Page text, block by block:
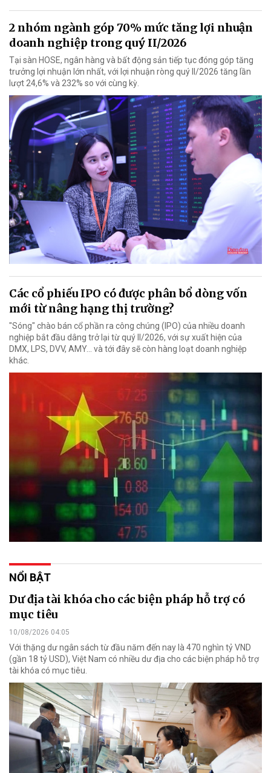
2 nhóm ngành góp 70% mức tăng lợi nhuận
doanh nghiệp trong quý II/2026
Tại sàn HOSE, ngân hàng và bất động sản tiếp tục đóng góp tăng
trưởng lợi nhuận lớn nhất, với lợi nhuận ròng quý II/2026 tăng lần
lượt 24,6% và 232% so với cùng kỳ.
Các cổ phiếu IPO có được phân bổ dòng vốn
mới từ nâng hạng thị trường?
"Sóng" chào bán cổ phần ra công chúng (IPO) của nhiều doanh
nghiệp bắt đầu dâng trở lại từ quý II/2026, với sự xuất hiện của
DMX, LPS, DVV, AMY... và tới đây sẽ còn hàng loạt doanh nghiệp
khác.
NỔI BẬT
Dư địa tài khóa cho các biện pháp hỗ trợ có
mục tiêu
10/08/2026 04:05
Với thặng dư ngân sách từ đầu năm đến nay là 470 nghìn tỷ VND
(gần 18 tỷ USD), Việt Nam có nhiều dư địa cho các biện pháp hỗ trợ
tài khóa có mục tiêu.